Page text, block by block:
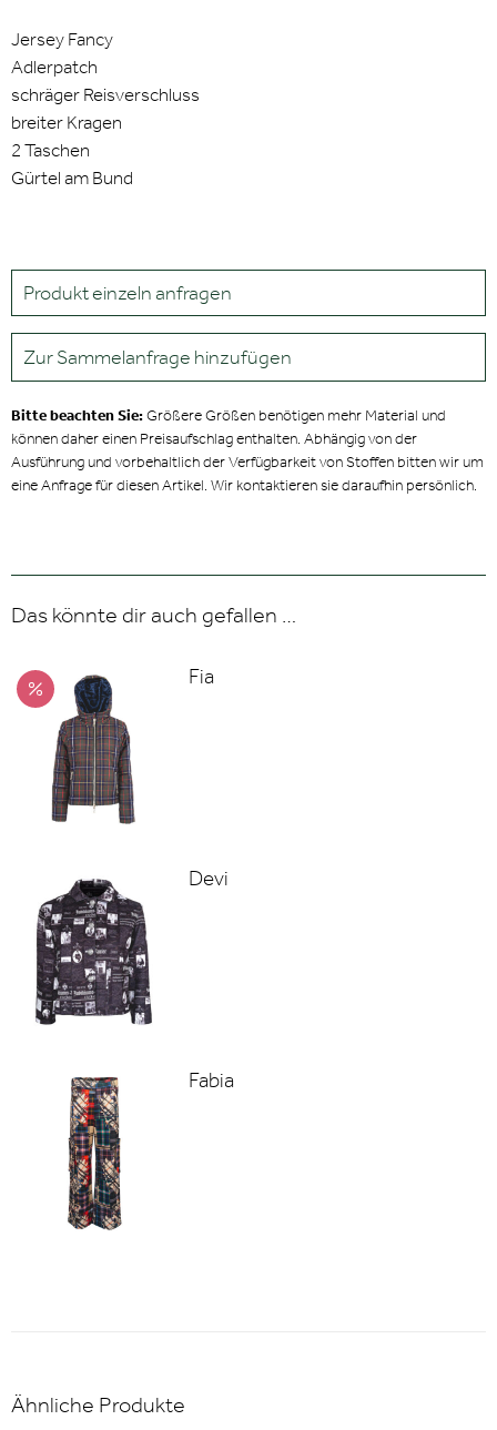
Jersey Fancy
Adlerpatch
schräger Reisverschluss
breiter Kragen
2 Taschen
Gürtel am Bund
Produkt einzeln anfragen
Zur Sammelanfrage hinzufügen
Bitte beachten Sie:Größere Größen benötigen mehr Material und
können daher einen Preisaufschlag enthalten. Abhängig von der
Ausführung und vorbehaltlich der Verfügbarkeit von Stoffen bitten wir um
eine Anfrage für diesen Artikel. Wir kontaktieren sie daraufhin persönlich.
Das könnte dir auch gefallen …
Fia
Devi
Fabia
Ähnliche Produkte